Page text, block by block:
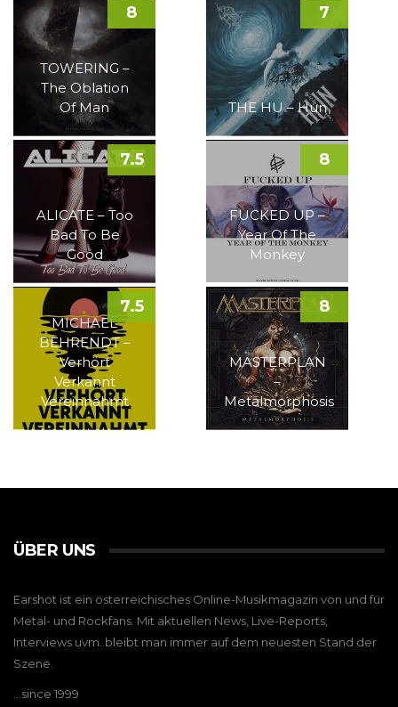
TOWERING –
The Oblation
Of Man
8
THE HU – Hun
7
ALICATE – Too
Bad To Be
Good
7.5
FUCKED UP –
Year Of The
Monkey
8
MICHAEL
BEHRENDT –
Verhört
Verkannt
Vereinnahmt
7.5
MASTERPLAN
–
Metalmorphosis
8
ÜBER UNS
Earshot ist ein österreichisches Online-Musikmagazin von und für
Metal- und Rockfans. Mit aktuellen News, Live-Reports,
Interviews uvm. bleibt man immer auf dem neuesten Stand der
Szene.
…since 1999